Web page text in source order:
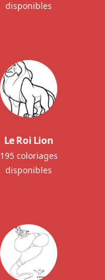
disponibles
Le Roi Lion
195 coloriages
disponibles